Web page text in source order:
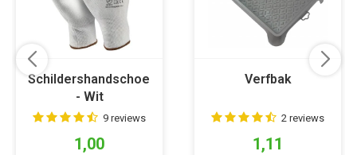
Schildershandschoen
- Wit
9 reviews
1,00
Verfbak
2 reviews
1,11